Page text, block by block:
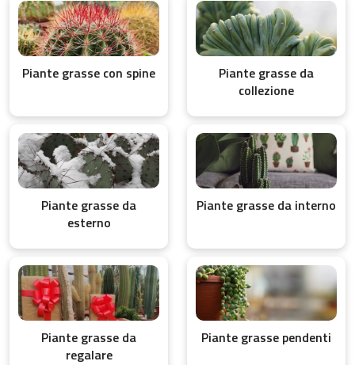
Piante grasse con spine
Piante grasse da
collezione
Piante grasse da
esterno
Piante grasse da interno
Piante grasse da
regalare
Piante grasse pendenti